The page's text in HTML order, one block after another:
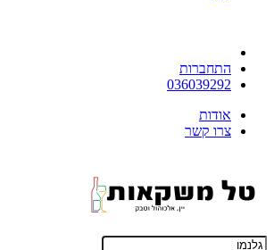
התחברות
036039292
אודות
צרו קשר